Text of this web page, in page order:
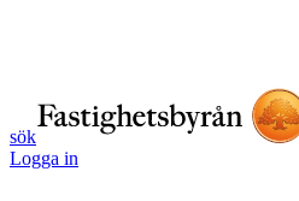
sök
Logga in